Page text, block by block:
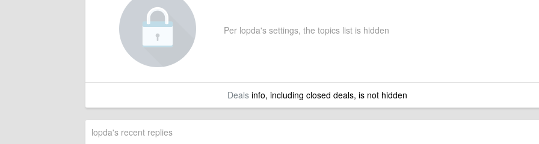
Per lopda's settings, the topics list is hidden
Dealsinfo, including closed deals, is not hidden
lopda's recent replies